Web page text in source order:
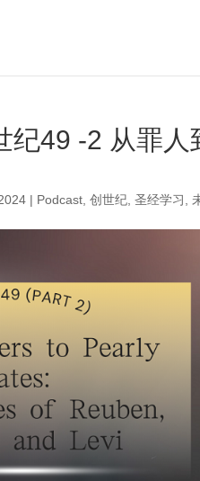
纪49 -2 从罪
| Podcast ,创世纪 ,圣经学习